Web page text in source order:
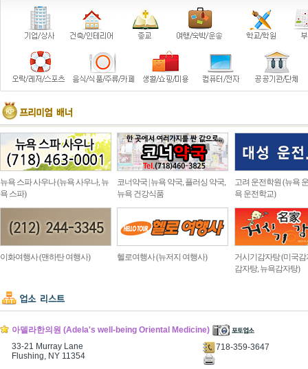
뉴욕 스파 사우나 (뉴욕 사우나, 뉴
욕 스파)
코너약국 | 뉴욕 약국, 플러싱 약국,
뉴욕 건강식품
고려 운전학원 (뉴욕
욕 운전학교)
이화여행사 (맨하탄 여행사) 헬로여행사 (뉴저지 여행사)
거시기감자탕 (미국감
감자탕, 뉴욕감자탕)
아델라한의원 (Adela's well-being Oriental Medicine)
33-21 Murray Lane
Flushing, NY 11354
718-359-3647